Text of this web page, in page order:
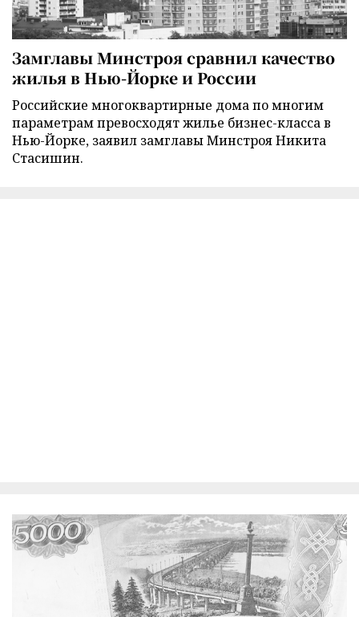
Замглавы Минстроя сравнил качество
жилья в Нью-Йорке и России
Российские многоквартирные дома по многим
параметрам превосходят жилье бизнес-класса в
Нью-Йорке, заявил замглавы Минстроя Никита
Стасишин.